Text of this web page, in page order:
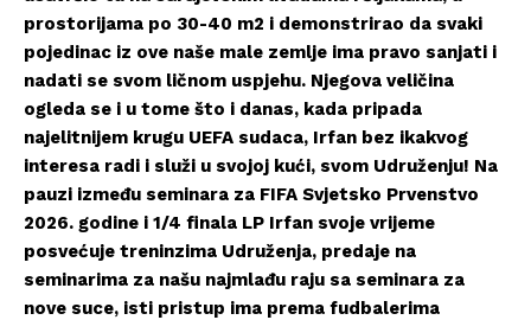
prostorijama po 30-40 m2 i demonstrirao da svaki
pojedinac iz ove naše male zemlje ima pravo sanjati i
nadati se svom ličnom uspjehu. Njegova veličina
ogleda se i u tome što i danas, kada pripada
najelitnijem krugu UEFA sudaca, Irfan bez ikakvog
interesa radi i služi u svojoj kući, svom Udruženju! Na
pauzi između seminara za FIFA Svjetsko Prvenstvo
2026. godine i 1/4 finala LP Irfan svoje vrijeme
posvećuje treninzima Udruženja, predaje na
seminarima za našu najmlađu raju sa seminara za
nove suce, isti pristup ima prema fudbalerima